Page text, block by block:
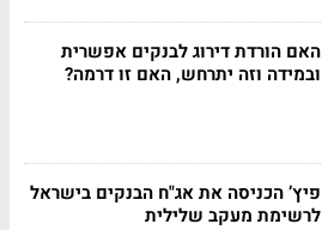
האם הורדת דירוג לבנקים אפשרית
ובמידה וזה יתרחש, האם זו דרמה?
פיץ’ הכניסה את אג"ח הבנקים בישראל
לרשימת מעקב שלילית